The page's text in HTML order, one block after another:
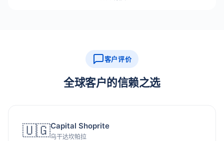
客户评价
全球客户的信赖之选
🇺🇬Capital Shoprite
乌干达坎帕拉